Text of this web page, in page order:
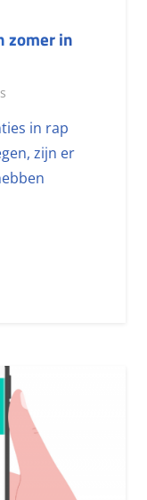
zomer in
in rap
zijn er